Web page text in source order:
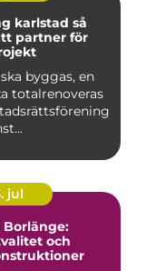
så
partner för
byggas, en
totalrenoveras
jul
Borlänge:
och